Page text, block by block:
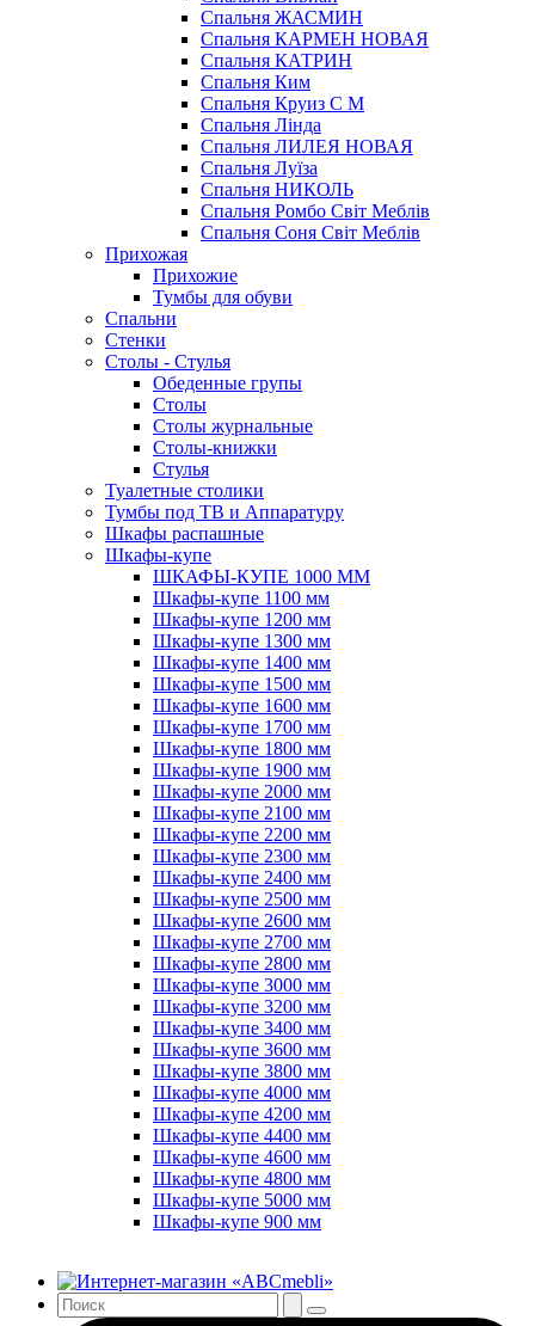
Спальня ЖАСМИН
Спальня КАРМЕН НОВАЯ
Спальня КАТРИН
Спальня Ким
Спальня Круиз С М
Спальня Лінда
Спальня ЛИЛЕЯ НОВАЯ
Спальня Луїза
Спальня НИКОЛЬ
Спальня Ромбо Світ Меблів
Спальня Соня Світ Меблів
Прихожая
Прихожие
Тумбы для обуви
Спальни
Стенки
Столы - Стулья
Обеденные групы
Столы
Столы журнальные
Столы-книжки
Стулья
Туалетные столики
Тумбы под ТВ и Аппаратуру
Шкафы распашные
Шкафы-купе
ШКАФЫ-КУПЕ 1000 ММ
Шкафы-купе 1100 мм
Шкафы-купе 1200 мм
Шкафы-купе 1300 мм
Шкафы-купе 1400 мм
Шкафы-купе 1500 мм
Шкафы-купе 1600 мм
Шкафы-купе 1700 мм
Шкафы-купе 1800 мм
Шкафы-купе 1900 мм
Шкафы-купе 2000 мм
Шкафы-купе 2100 мм
Шкафы-купе 2200 мм
Шкафы-купе 2300 мм
Шкафы-купе 2400 мм
Шкафы-купе 2500 мм
Шкафы-купе 2600 мм
Шкафы-купе 2700 мм
Шкафы-купе 2800 мм
Шкафы-купе 3000 мм
Шкафы-купе 3200 мм
Шкафы-купе 3400 мм
Шкафы-купе 3600 мм
Шкафы-купе 3800 мм
Шкафы-купе 4000 мм
Шкафы-купе 4200 мм
Шкафы-купе 4400 мм
Шкафы-купе 4600 мм
Шкафы-купе 4800 мм
Шкафы-купе 5000 мм
Шкафы-купе 900 мм